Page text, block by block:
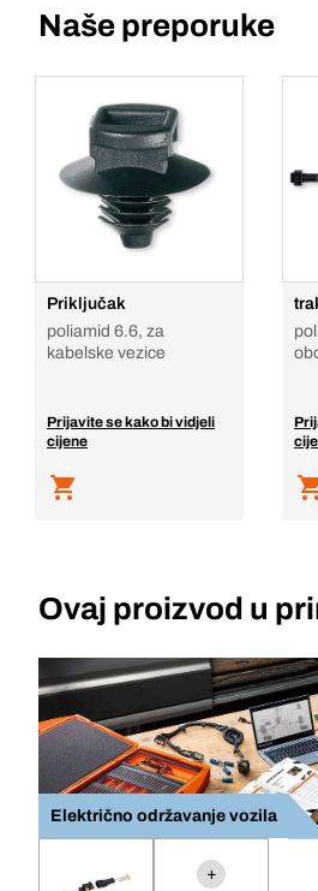
Naše preporuke
Priključak
poliamid 6.6, za
kabelske vezice
Prijavite se kako bi vidjeli
cijene
Ovaj proizvod u
Električno održavanje vozila
+